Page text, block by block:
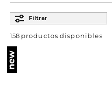
Filtrar
158 productos